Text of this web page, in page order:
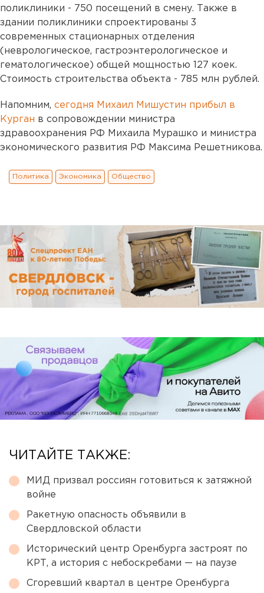
поликлиники - 750 посещений в смену. Также в
здании поликлиники спроектированы 3
современных стационарных отделения
(неврологическое, гастроэнтерологическое и
гематологическое) общей мощностью 127 коек.
Стоимость строительства объекта - 785 млн рублей.
Напомним, сегодня Михаил Мишустин прибыл в
Курган в сопровождении министра
здравоохранения РФ Михаила Мурашко и министра
экономического развития РФ Максима Решетникова.
Политика Экономика Общество
ЧИТАЙТЕ ТАКЖЕ:
МИД призвал россиян готовиться к затяжной
войне
Ракетную опасность объявили в
Свердловской области
Исторический центр Оренбурга застроят по
КРТ, а история с небоскребами — на паузе
Сгоревший квартал в центре Оренбурга